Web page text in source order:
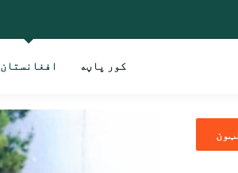
کور پاڼه افغانستان